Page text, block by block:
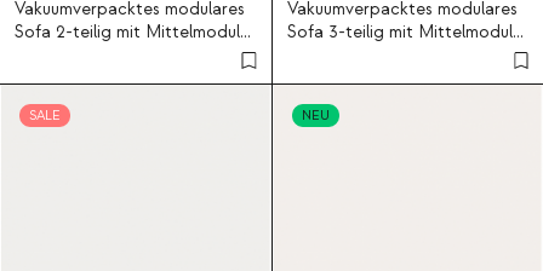
Vakuumverpacktes modulares
Sofa 2-teilig mit Mittelmodul
Vakuumverpacktes modulares
Sofa 3-teilig mit Mittelmodul
SALE NEU